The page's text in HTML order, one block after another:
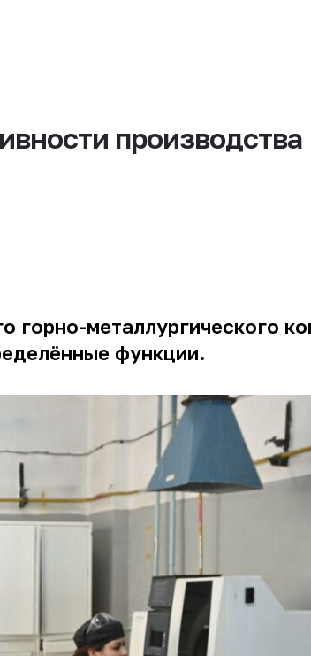
производства
горно-металлургического
функции.